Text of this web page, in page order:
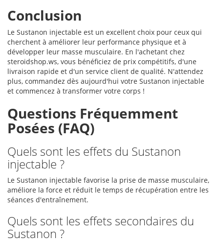
Conclusion
Le Sustanon injectable est un excellent choix pour ceux qui
cherchent à améliorer leur performance physique et à
développer leur masse musculaire. En l'achetant chez
steroidshop.ws, vous bénéficiez de prix compétitifs, d'une
livraison rapide et d'un service client de qualité. N'attendez
plus, commandez dès aujourd'hui votre Sustanon injectable
et commencez à transformer votre corps !
Questions Fréquemment
Posées (FAQ)
Quels sont les effets du Sustanon
injectable ?
Le Sustanon injectable favorise la prise de masse musculaire,
améliore la force et réduit le temps de récupération entre les
séances d'entraînement.
Quels sont les effets secondaires du
Sustanon ?